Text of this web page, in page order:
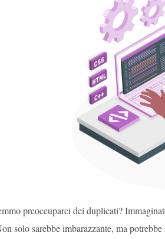
preoccuparci dei duplicati?
solo sarebbe imbarazzante, ma